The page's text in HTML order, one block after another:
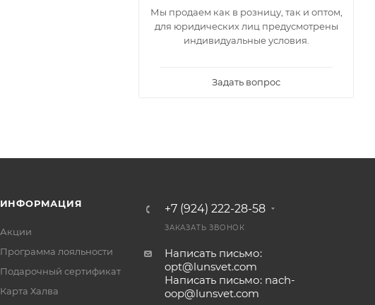
Мы продаем как в розницу, так и оптом,
для юридических лиц предусмотрены
индивидуальные условия.
Задать вопрос
ИНФОРМАЦИЯ
Акции
Программа лояльности
Подарочный сертификат
Карта Халва
+7 (924) 222-28-58
ЗАКАЗАТЬ ЗВОНОК
Написать письмо:
opt@lunsvet.com
Написать письмо: nach-
oop@lunsvet.com